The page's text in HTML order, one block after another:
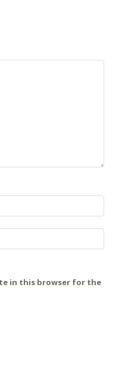
in this browser for the